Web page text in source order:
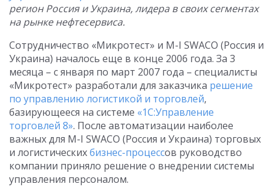
регион Россия и Украина, лидера в своих сегментах
на рынке нефтесервиса.
Сотрудничество «Микротест» и M-I SWACO (Россия и
Украина) началось еще в конце 2006 года. За 3
месяца – с января по март 2007 года – специалисты
«Микротест» разработали для заказчика решение
по управлению логистикой и торговлей,
базирующееся на системе «1С:Управление
торговлей 8». После автоматизации наиболее
важных для M-I SWACO (Россия и Украина) торговых
и логистическихбизнес-процессов руководство
компании приняло решение о внедрении системы
управления персоналом.